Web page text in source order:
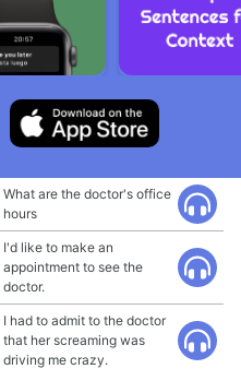
What are the doctor's office
hours
I'd like to make an
appointment to see the
doctor.
I had to admit to the doctor
that her screaming was
driving me crazy.